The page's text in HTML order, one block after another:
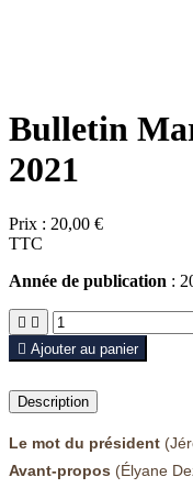
Bulletin
2021
Prix : 20,00 €
TTC
Année de publication :
 
 Ajouter au panier
Description
Le mot du président
Avant-propos (Élyane